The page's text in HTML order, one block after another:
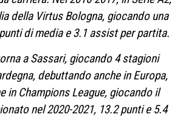
della Virtus Bologna, giocando una
di media e 3.1 assist per partita.
a Sassari, giocando 4 stagioni
debuttando anche in Europa,
in Champions League, giocando il
nel 2020-2021, 13.2 punti e 5.4